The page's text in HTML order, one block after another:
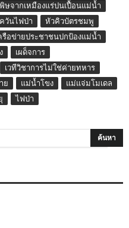
ษจากเหมืองแร่ปนเปื้อนแม่น้ำ
วันไฟป่า
หัวคิวบัตรชมพู
รือข่ายประชาชนปกป้องแม่น้ำ
เผด็จการ
เวทีวิชาการไม่ใช่ค่ายทหาร
ย แม่น้ำโขง
แม่แจ่มโมเดล
ไฟป่า